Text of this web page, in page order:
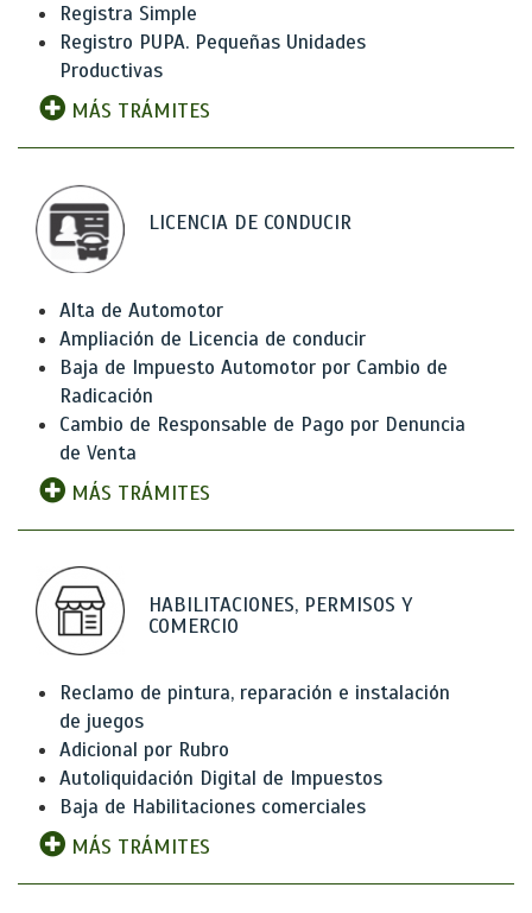
Registra Simple
Registro PUPA. Pequeñas Unidades
Productivas
MÁS TRÁMITES
LICENCIA DE CONDUCIR
Alta de Automotor
Ampliación de Licencia de conducir
Baja de Impuesto Automotor por Cambio de
Radicación
Cambio de Responsable de Pago por Denuncia
de Venta
MÁS TRÁMITES
HABILITACIONES, PERMISOS Y
COMERCIO
Reclamo de pintura, reparación e instalación
de juegos
Adicional por Rubro
Autoliquidación Digital de Impuestos
Baja de Habilitaciones comerciales
MÁS TRÁMITES